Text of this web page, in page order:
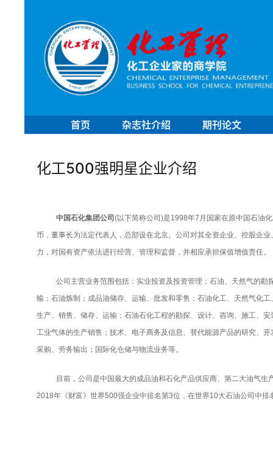
首页 杂志社介绍 期刊论文
化工500强明星企业介绍
中国石化集团公司 (以下简称公司 )是1998年7 月国家在原中国石油
币，董事长为法定代表人，总部设在北京。公司对其全资企业、控股企
力，对国有资产依法进行经营、管理和监督，并相应承担保值增值责任。
公司主营业务范围包括：实业投资及投资管理；石油、天然气的
输；石油炼制；成品油储存、运输、批发和零售；石油化工、天然气化
生产、销售、储存、运输；石油石化工程的勘探、设计、咨询、施工、
工业气体的生产销售；技术、电子商务及信息、替代能源产品的研究、
采购、劳务输出；国际化仓储与物流业务等。
目前，公司是中国最大的成品油和石化产品供应商、第二大油气
2018年《财富》世界500强企业中排名第3位，在世界10大石油公司中排